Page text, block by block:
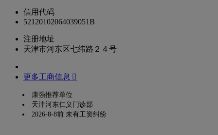
信用代码
52120102064039051B
注册地址
天津市河东区七纬路２４号
更多工商信息 
康强推荐单位
天津河东仁义门诊部
2026-8-8前 未有工资纠纷